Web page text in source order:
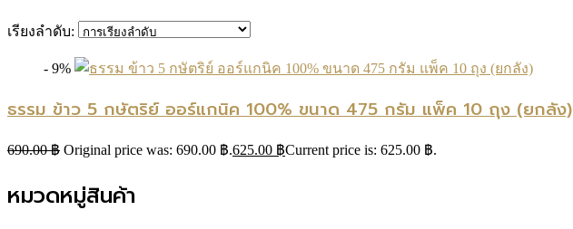
เรียงลำดับ:
- 9%
ธรรม ข้าว 5 กษัตริย์ ออร์แกนิค 100% ขนาด 475 กรัม แพ็ค 10 ถุง (ยกลัง)
690.00฿ Original price was: 690.00 ฿.625.00 ฿Current price is: 625.00 ฿.
หมวดหมู่สินค้า